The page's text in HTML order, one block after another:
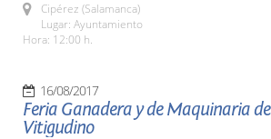
Cipérez (Salamanca)
Lugar: Ayuntamiento
Hora: 12:00 h.
16/08/2017
Feria Ganadera y de Maquinaria de
Vitigudino